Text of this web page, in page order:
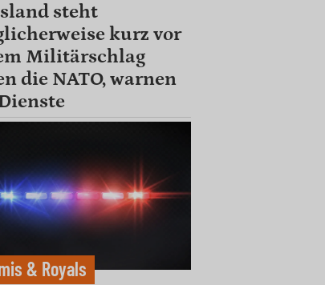
steht
kurz vor
Militärschlag
die NATO, warnen
& Royals